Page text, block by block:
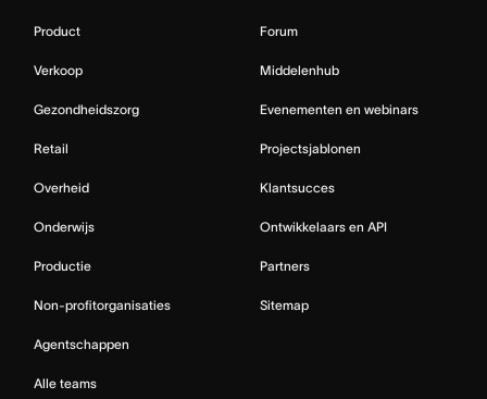
Product
Verkoop
Gezondheidszorg
Retail
Overheid
Onderwijs
Productie
Non-profitorganisaties
Agentschappen
Alle teams
Forum
Middelenhub
Evenementen en webinars
Projectsjablonen
Klantsucces
Ontwikkelaars en API
Partners
Sitemap